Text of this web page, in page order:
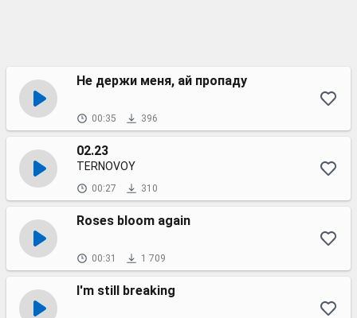
Не держи меня, ай пропаду
00:35 396
02.23
TERNOVOY
00:27 310
Roses bloom again
00:31 1 709
I'm still breaking